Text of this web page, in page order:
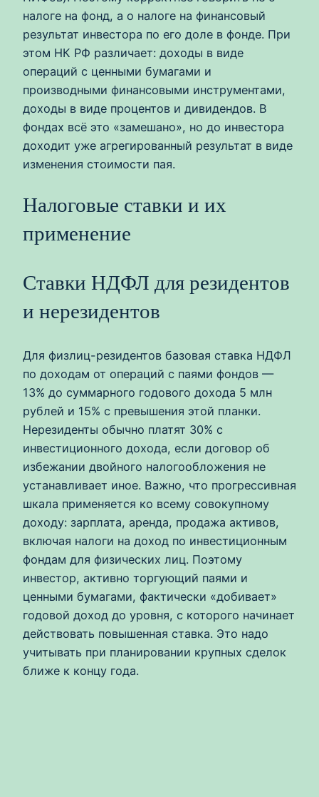
налоге на фонд, а о налоге на финансовый
результат инвестора по его доле в фонде. При
этом НК РФ различает: доходы в виде
операций с ценными бумагами и
производными финансовыми инструментами,
доходы в виде процентов и дивидендов. В
фондах всё это «замешано», но до инвестора
доходит уже агрегированный результат в виде
изменения стоимости пая.
Налоговые ставки и их
применение
Ставки НДФЛ для резидентов
и нерезидентов
Для физлиц-резидентов базовая ставка НДФЛ
по доходам от операций с паями фондов —
13% до суммарного годового дохода 5 млн
рублей и 15% с превышения этой планки.
Нерезиденты обычно платят 30% с
инвестиционного дохода, если договор об
избежании двойного налогообложения не
устанавливает иное. Важно, что прогрессивная
шкала применяется ко всему совокупному
доходу: зарплата, аренда, продажа активов,
включая налоги на доход по инвестиционным
фондам для физических лиц. Поэтому
инвестор, активно торгующий паями и
ценными бумагами, фактически «добивает»
годовой доход до уровня, с которого начинает
действовать повышенная ставка. Это надо
учитывать при планировании крупных сделок
ближе к концу года.